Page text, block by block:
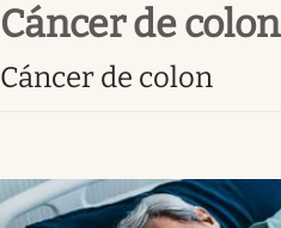
España
Cáncer de colon
Cáncer de colon